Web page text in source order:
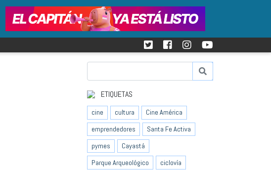
ETIQUETAS
cine cultura
Cine América
emprendedores
Santa Fe Activa
pymes
Cayastá
Parque Arqueológico
ciclovía